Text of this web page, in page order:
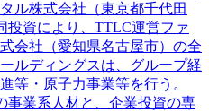
ル株式会社（東京都千代田
投資により、TTLC運営ファ
会社（愛知県名古屋市）の全
ルディングスは、グループ経
等・原子力事業等を行う。
事業系人材と、企業投資の専